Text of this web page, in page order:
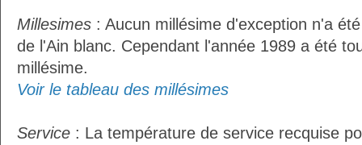
Millesimes : Aucun millésime d'exception n'a
de l'Ain blanc. Cependant l'année 1989 a été
millésime.
Voir le tableau des millésimes
Service : La température de service recquise